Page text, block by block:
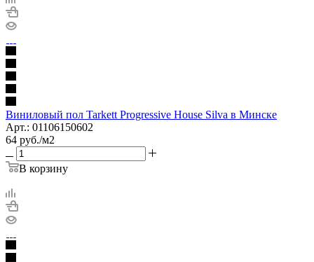
Виниловый пол Tarkett Progressive House Silva в Минске
Арт.: 01106150602
64 руб./м2
В корзину